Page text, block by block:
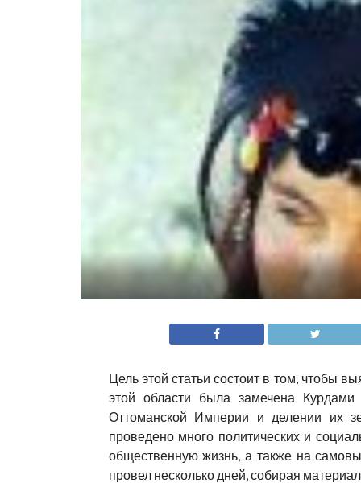
Цель этой статьи состоит в том, чтобы
этой области была замечена
Оттоманской Империи и делении их
проведено много политических и
общественную жизнь, а также на
провел несколько дней, собирая